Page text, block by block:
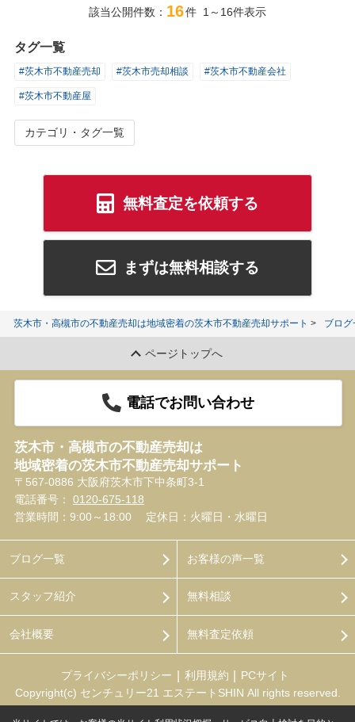
該当公開件数： 16件 1～16件表示
タグ一覧
#茨木市不動産売却 #茨木市売却相談 #茨木市不動産会社
#茨木市不動産屋
カテゴリ・タグ一覧
無料査定を依頼する
まずは無料相談する
茨木市・高槻市の不動産売却は地域密着の茨木市不動産売却サポート ブログ
ページトップへ
電話でお問い合わせ
茨木市・高槻市の不動産売却は
地域密着の茨木市不動産売却サポート
〒567-0886 大阪府茨木市下中条町3-1
電話番号： 0120-675-118
営業時間：9:00～18:00
定休日：火曜日・水曜日
ブログ一覧
スタッフ紹介
会社概要
お客様の声一覧
無料相談
無料査定依頼
プライバシーポリシー 利用規約
PCサイト
Copyright(c) センチュリー21 エステートSHIN All rights reserved.